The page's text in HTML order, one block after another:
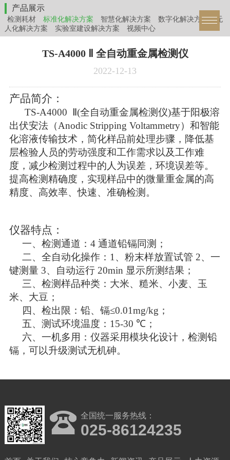
产品展示
检测耗材 标准化解决方案 智慧化解决方案 数字化解决方案
无
人化解决方案
实验室建设解决方案 视频中心
TS-A4000 Ⅱ 全自动重金属检测仪
2022-12-13
产品简介：
TS-A4000 Ⅱ(全自动重金属检测仪)基于阳极溶
出伏安法（Anodic Stripping Voltammetry）和智能
化溶液传输技术，简化样品前处理步骤， 降低基
层检验人员的劳动强度和工作需求以及工作难
度，减少检测过程中的人为误差，环境误差等。
提高检测精确度，实现样品中的微量重金属的高
精度、高效率、快速、准确检测。
仪器特点：
一、检测通道： 4 通道铅镉同测；
二、全自动化操作： 1 、粉末样放置试管 2、一
键测量 3、自动运行 20min 显示所测结果；
三、检测样品种类：大米、糙米、小麦、玉
米、大豆；
四、检出限：铅、镉≤0.01mg/kg ；
五、测试环境温度： 15-30 ℃；
六、一机多用：仪器采用模块化设计，检测铅
镉，可以升级测试无机砷。
全国统一服务热线：
025-86124235